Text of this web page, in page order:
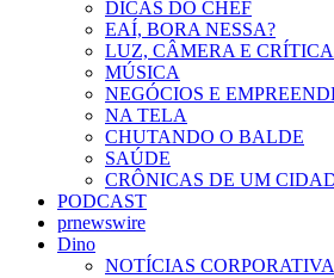
DICAS DO CHEF
EAÍ, BORA NESSA?
LUZ, CÂMERA E CRÍTICA
MÚSICA
NEGÓCIOS E
NA TELA
CHUTANDO O BALDE
SAÚDE
CRÔNICAS DE UM
PODCAST
prnewswire
Dino
NOTÍCIAS